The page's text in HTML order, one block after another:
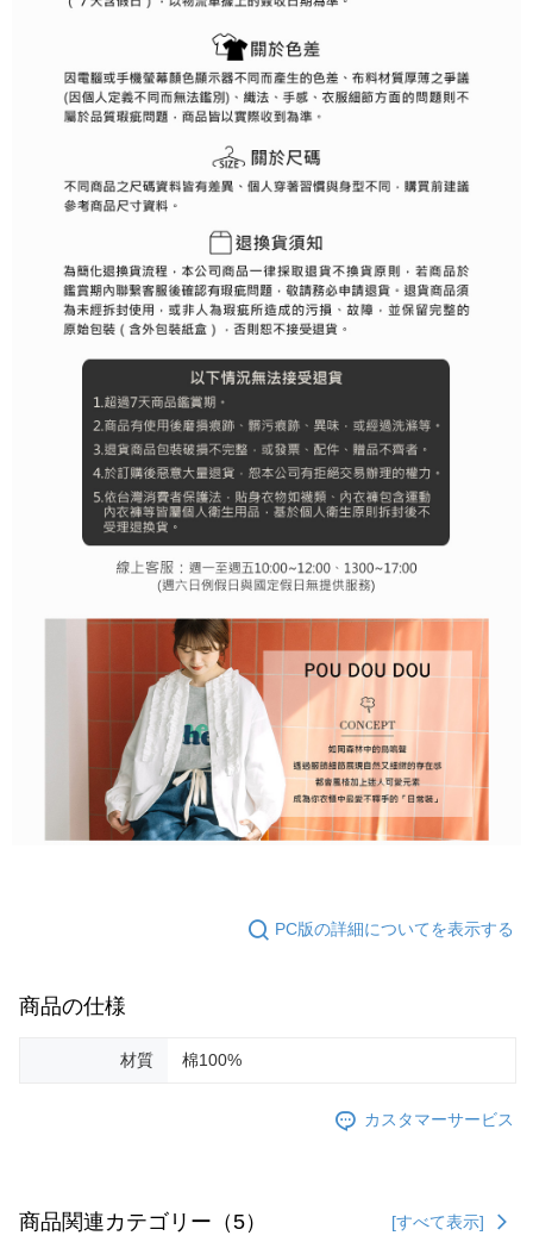
ださい（ https://aftee.tw/privacypolicy/）。
AFTEEの初回ご利用の際に、審査を通過すれば、最高額がNT$10,000にな
ります。支払い期限を過ぎた場合、その金額に基づいて年利20%の遅延滞
納金が加算されます。未成年の利用者は、事前に法定代理人または後見人
の同意を得ればAFTEEをご利用いただけます。
個人情報の処理、利用について疑問がある、または関連する法律の権利を
行使したい場合は、ネットプロテクションズcs_tw@netprotections.co.jp
にご連絡ください。上記に示した個人情報を、必要な購入注文書とあわせ
理、利用を許可することににご同意いただけない場合は、当サービスを選
択しないでください。
PC版の詳細についてを表示する
商品の仕様
材質 棉100%
カスタマーサービス
商品関連カテゴリー（5） [すべて表示]